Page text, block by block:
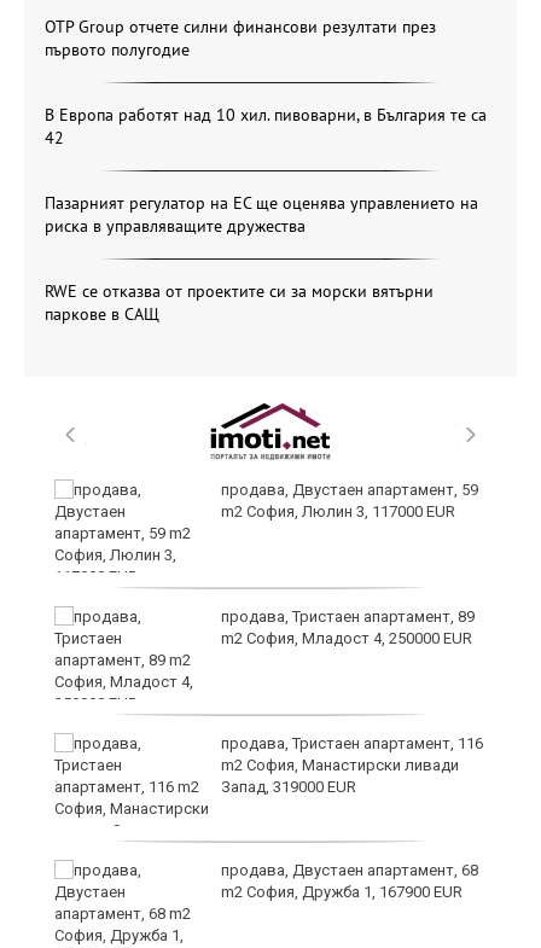
OTP Group отчете силни финансови резултати през
първото полугодие
В Европа работят над 10 хил. пивоварни, в България те са
42
Пазарният регулатор на ЕС ще оценява управлението на
риска в управляващите дружества
RWE се отказва от проектите си за морски вятърни
паркове в САЩ
продава, Двустаен апартамент, 59
m2 София, Люлин 3, 117000 EUR
продава, Тристаен апартамент, 89
m2 София, Младост 4, 250000 EUR
продава, Тристаен апартамент, 116
m2 София, Манастирски ливади
Запад, 319000 EUR
продава, Двустаен апартамент, 68
m2 София, Дружба 1, 167900 EUR